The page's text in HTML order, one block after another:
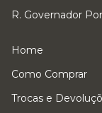
R. Governador
Home
Como Comprar
Trocas e